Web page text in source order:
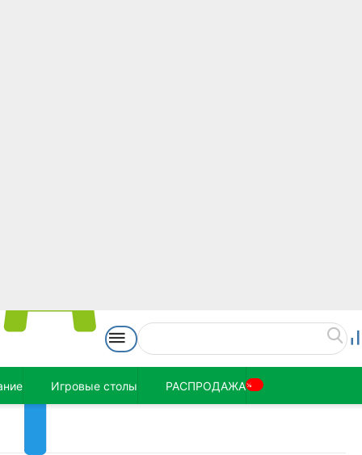
Игровые столы РАСПРОДАЖА%